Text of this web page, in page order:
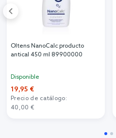
Oltens NanoCalc producto
antical 450 ml 89900000
Disponible
19,95 €
Precio de catálogo:
40,00 €